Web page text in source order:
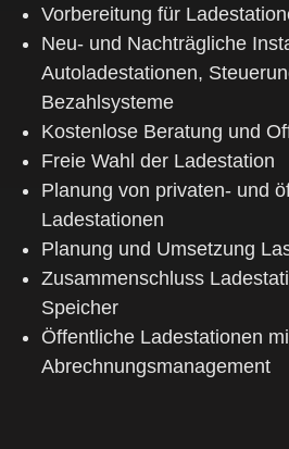
Vorbereitung für
Neu- und Nachträgliche
Autoladestationen,
Bezahlsysteme
Kostenlose Beratung und
Freie Wahl der Ladestation
Planung von privaten- und
Ladestationen
Planung und Umsetzung
Zusammenschluss
Speicher
Öffentliche Ladestationen
Abrechnungsmanagement